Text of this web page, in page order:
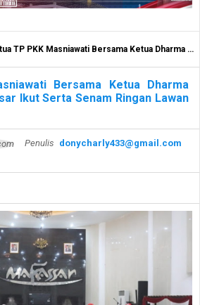
PKK Masniawati Bersama Ketua Dharma Wanita Kota Makassar Ikut Serta Senam Ringan Lawan Covid-19
Bersama Ketua Dharma
Ikut Serta Senam Ringan Lawan
Penulis donycharly433@gmail.com